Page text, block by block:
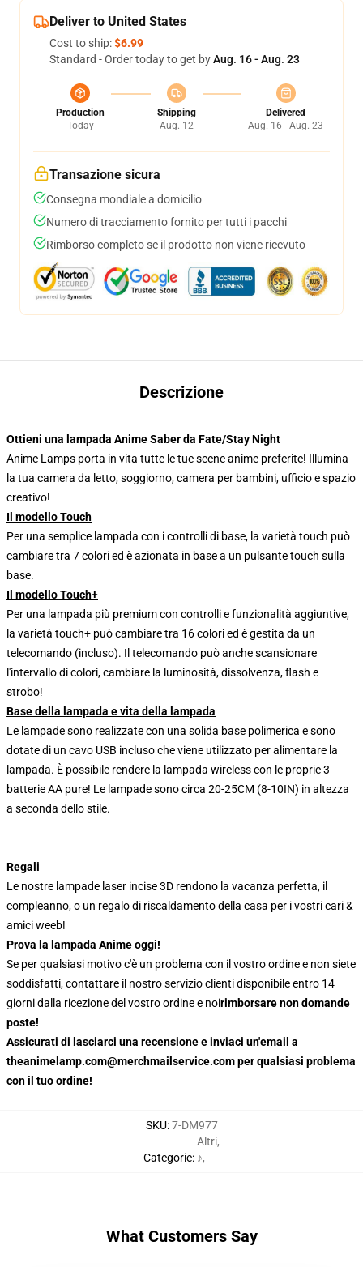
Deliver to United States
Cost to ship:$6.99
Standard - Order today to get byAug. 16 - Aug. 23
Production
Today
Shipping
Aug. 12
Delivered
Aug. 16 - Aug. 23
Transazione sicura
Consegna mondiale a domicilio
Numero di tracciamento fornito per tutti i pacchi
Rimborso completo se il prodotto non viene ricevuto
Descrizione
Ottieni una lampada Anime Saber da Fate/Stay Night
Anime Lamps porta in vita tutte le tue scene anime preferite! Illumina
la tua camera da letto, soggiorno, camera per bambini, ufficio e spazio
creativo!
Il modello Touch
Per una semplice lampada con i controlli di base, la varietà touch può
cambiare tra 7 colori ed è azionata in base a un pulsante touch sulla
base.
Il modello Touch+
Per una lampada più premium con controlli e funzionalità aggiuntive,
la varietà touch+ può cambiare tra 16 colori ed è gestita da un
telecomando (incluso). Il telecomando può anche scansionare
l'intervallo di colori, cambiare la luminosità, dissolvenza, flash e
strobo!
Base della lampada e vita della lampada
Le lampade sono realizzate con una solida base polimerica e sono
dotate di un cavo USB incluso che viene utilizzato per alimentare la
lampada. È possibile rendere la lampada wireless con le proprie 3
batterie AA pure! Le lampade sono circa 20-25CM (8-10IN) in altezza
a seconda dello stile.
Regali
Le nostre lampade laser incise 3D rendono la vacanza perfetta, il
compleanno, o un regalo di riscaldamento della casa per i vostri cari &
amici weeb!
Prova la lampada Anime oggi!
Se per qualsiasi motivo c'è un problema con il vostro ordine e non siete
soddisfatti, contattare il nostro servizio clienti disponibile entro 14
giorni dalla ricezione del vostro ordine e noirimborsare non domande
poste!
Assicurati di lasciarci una recensione e inviaci un'email a
theanimelamp.com@merchmailservice.com per qualsiasi problema
con il tuo ordine!
SKU:7-DM977
Categorie:
Altri,
♪,
What Customers Say